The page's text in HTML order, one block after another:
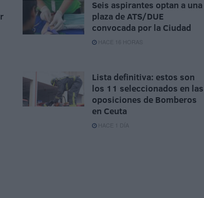
Seis aspirantes optan a una
plaza de ATS/DUE
convocada por la Ciudad
HACE 16 HORAS
Lista definitiva: estos son
los 11 seleccionados en las
oposiciones de Bomberos
en Ceuta
HACE 1 DÍA